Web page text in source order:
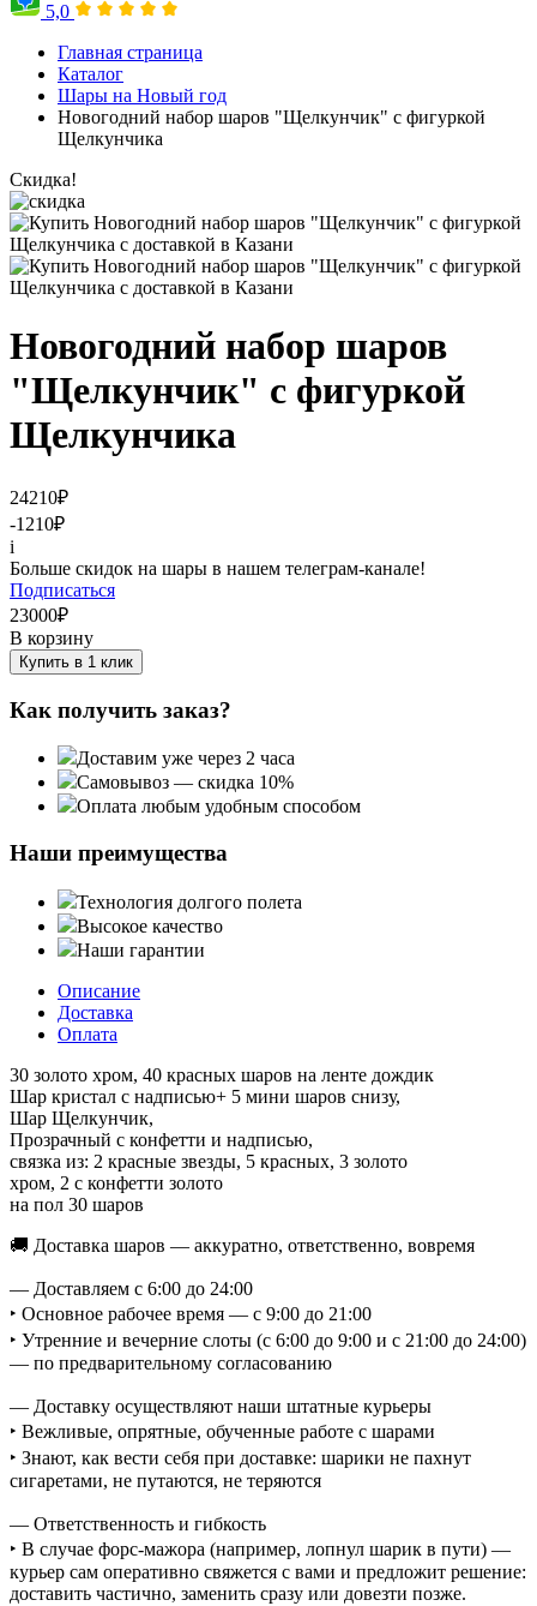
5,0
Главная страница
Каталог
Шары на Новый год
Новогодний набор шаров "Щелкунчик" с фигуркой
Щелкунчика
Скидка!
Новогодний набор шаров
"Щелкунчик" с фигуркой
Щелкунчика
24210₽
-1210₽
i
Больше скидок на шары в нашем телеграм-канале!
Подписаться
23000₽
В корзину
Купить в 1 клик
Как получить заказ?
Доставим уже через 2 часа
Самовывоз — скидка 10%
Оплата любым удобным способом
Наши преимущества
Технология долгого полета
Высокое качество
Наши гарантии
Описание
Доставка
Оплата
30 золото хром, 40 красных шаров на ленте дождик
Шар кристал с надписью+ 5 мини шаров снизу,
Шар Щелкунчик,
Прозрачный с конфетти и надписью,
связка из: 2 красные звезды, 5 красных, 3 золото
хром, 2 с конфетти золото
на пол 30 шаров
🚚 Доставка шаров — аккуратно, ответственно, вовремя
— Доставляем с 6:00 до 24:00
‣ Основное рабочее время — с 9:00 до 21:00
‣ Утренние и вечерние слоты (с 6:00 до 9:00 и с 21:00 до 24:00)
— по предварительному согласованию
— Доставку осуществляют наши штатные курьеры
‣ Вежливые, опрятные, обученные работе с шарами
‣ Знают, как вести себя при доставке: шарики не пахнут
сигаретами, не путаются, не теряются
— Ответственность и гибкость
‣ В случае форс-мажора (например, лопнул шарик в пути) —
курьер сам оперативно свяжется с вами и предложит решение:
доставить частично, заменить сразу или довезти позже.